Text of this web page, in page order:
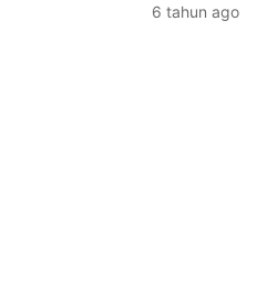
6 tahun ago